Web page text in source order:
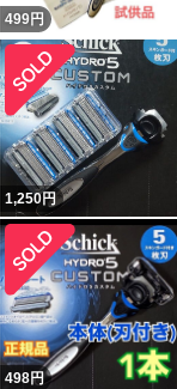
499円
1,250円
498円